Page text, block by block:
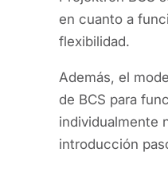
en cuanto a
flexibilidad.
Además, el
de BCS para
individualmente
introducción